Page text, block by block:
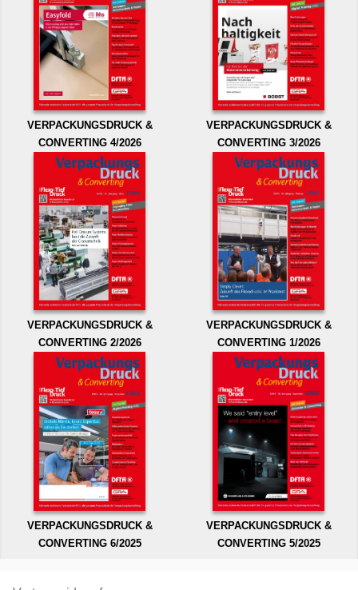
VERPACKUNGSDRUCK &
CONVERTING 4/2026
VERPACKUNGSDRUCK &
CONVERTING 3/2026
VERPACKUNGSDRUCK &
CONVERTING 2/2026
VERPACKUNGSDRUCK &
CONVERTING 1/2026
VERPACKUNGSDRUCK &
CONVERTING 6/2025
VERPACKUNGSDRUCK &
CONVERTING 5/2025